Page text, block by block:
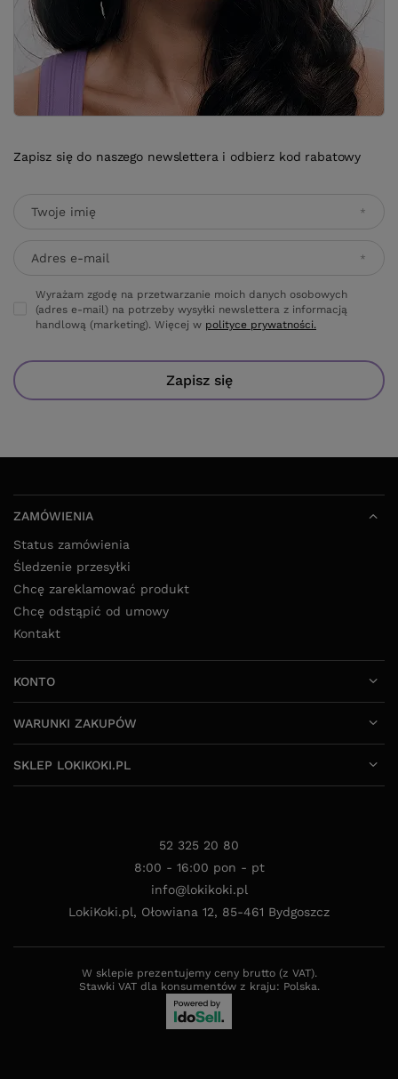
Zapisz się do naszego newslettera i odbierz kod rabatowy
Twoje imię
Adres e-mail
Wyrażam zgodę na przetwarzanie moich danych osobowych
(adres e-mail) na potrzeby wysyłki newslettera z informacją
handlową (marketing). Więcej w polityce prywatności.
Zapisz się
ZAMÓWIENIA
Status zamówienia
Śledzenie przesyłki
Chcę zareklamować produkt
Chcę odstąpić od umowy
Kontakt
KONTO
WARUNKI ZAKUPÓW
SKLEP LOKIKOKI.PL
52 325 20 80
8:00 - 16:00 pon - pt
info@lokikoki.pl
LokiKoki.pl, Ołowiana 12, 85-461 Bydgoszcz
W sklepie prezentujemy ceny brutto (z VAT).
Stawki VAT dla konsumentów z kraju: Polska.